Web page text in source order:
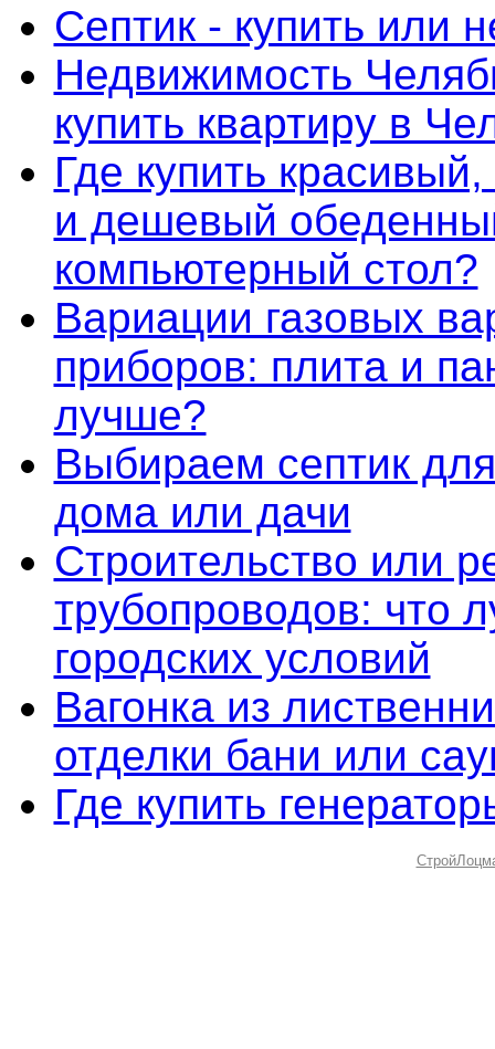
Септик - купить или
Недвижимость
купить квартиру в
Где купить
и дешевый
компьютерный стол?
Вариации газовых
приборов: плита и
лучше?
Выбираем септик
дома или дачи
Строительство или
трубопроводов: что
городских условий
Вагонка из
отделки бани или
Где купить